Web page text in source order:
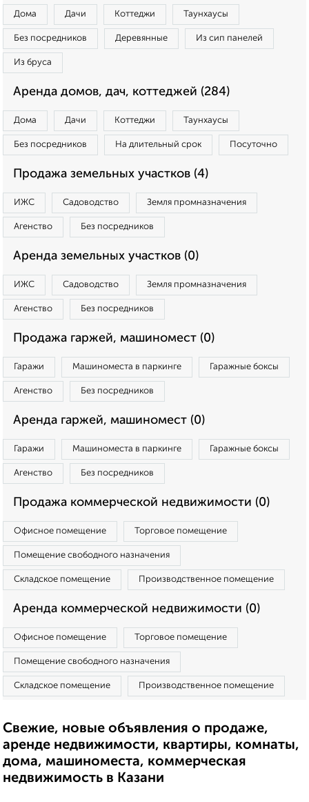
Дома Дачи Коттеджи Таунхаусы
Без посредников Деревянные Из сип панелей
Из бруса
Аренда домов, дач, коттеджей (284)
Дома Дачи Коттеджи Таунхаусы
Без посредников На длительный срок Посуточно
Продажа земельных участков (4)
ИЖС Садоводство Земля промназначения
Агенство Без посредников
Аренда земельных участков (0)
ИЖС Садоводство Земля промназначения
Агенство Без посредников
Продажа гаржей, машиномест (0)
Гаражи Машиноместа в паркинге Гаражные боксы
Агенство Без посредников
Аренда гаржей, машиномест (0)
Гаражи Машиноместа в паркинге Гаражные боксы
Агенство Без посредников
Продажа коммерческой недвижимости (0)
Офисное помещение Торговое помещение
Помещение свободного назначения
Складское помещение Производственное помещение
Аренда коммерческой недвижимости (0)
Офисное помещение Торговое помещение
Помещение свободного назначения
Складское помещение Производственное помещение
Свежие, новые объявления о продаже,
аренде недвижимости, квартиры, комнаты,
дома, машиноместа, коммерческая
недвижимость в Казани